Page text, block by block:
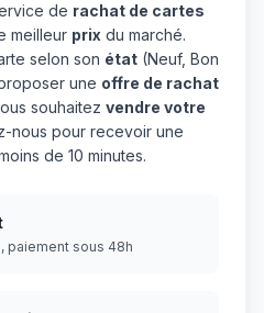
de rachat de cartes
meilleur prix du marché.
selon son état (Neuf, Bon
une offre de rachat
souhaitez vendre votre
nous pour recevoir une
de 10 minutes.
paiement sous 48h